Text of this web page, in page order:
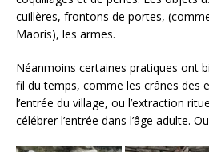
cuillères, frontons de portes,
Maoris), les armes.
Néanmoins certaines pratiques ont
fil du temps, comme les crânes des
l’entrée du village, ou l’extraction
célébrer l’entrée dans l’âge adulte.